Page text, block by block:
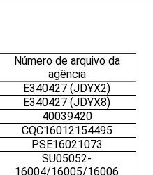
Número de arquivo da
agência
E340427 (JDYX2)
E340427 (JDYX8)
40039420
CQC16012154495
PSE16021073
SU05052-
16004/16005/16006